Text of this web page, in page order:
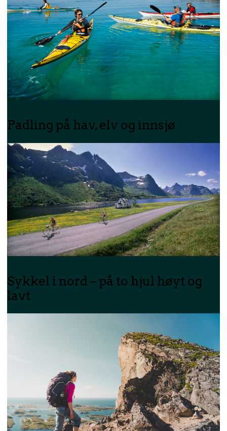
Padling på hav, elv og innsjø
Sykkel i nord – på to hjul høyt og
lavt